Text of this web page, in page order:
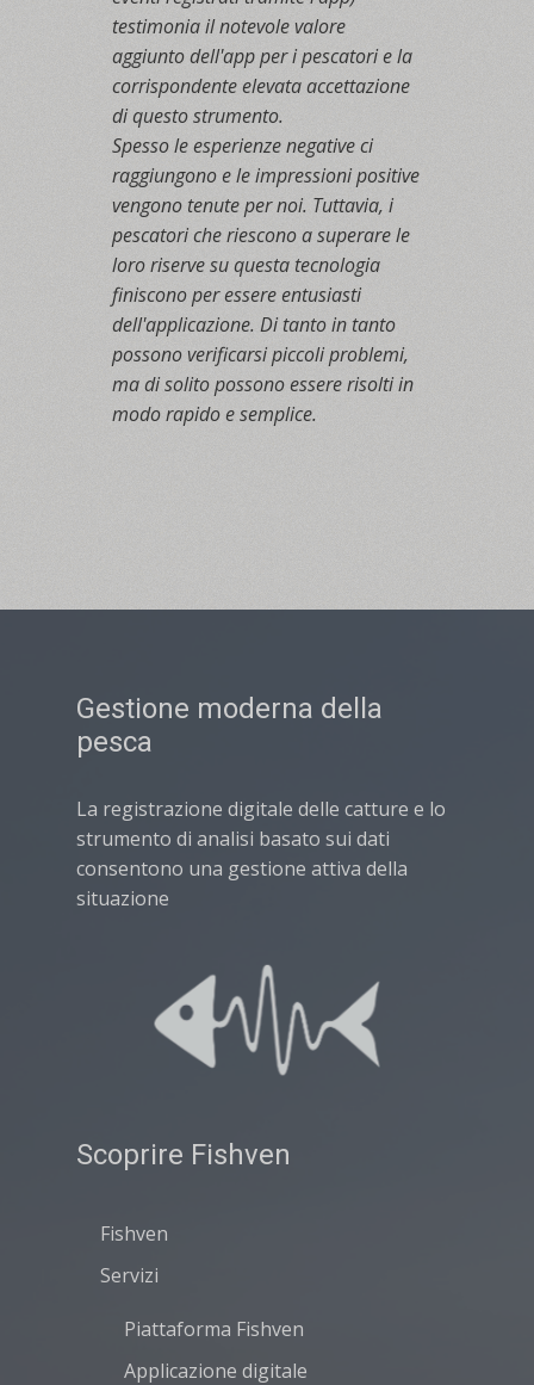
testimonia il notevole valore
aggiunto dell'app per i pescatori e la
corrispondente elevata accettazione
di questo strumento.
Spesso le esperienze negative ci
raggiungono e le impressioni positive
vengono tenute per noi. Tuttavia, i
pescatori che riescono a superare le
loro riserve su questa tecnologia
finiscono per essere entusiasti
dell'applicazione. Di tanto in tanto
possono verificarsi piccoli problemi,
ma di solito possono essere risolti in
modo rapido e semplice.
Gestione moderna della
pesca
La registrazione digitale delle catture e lo
strumento di analisi basato sui dati
consentono una gestione attiva della
situazione
Scoprire Fishven
Fishven
Servizi
Piattaforma Fishven
Applicazione digitale